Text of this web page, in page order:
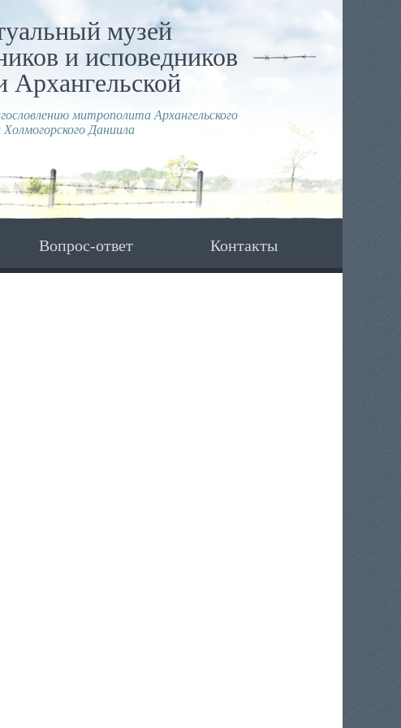
музей
и исповедников
Архангельской
митрополита Архангельского
Холмогорского Даниила
Вопрос-ответ Контакты